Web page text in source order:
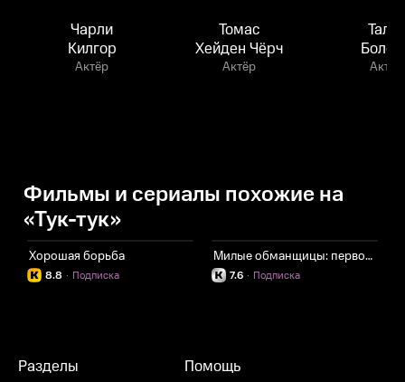
Чарли
Килгор
Актёр
Томас
Хейден Чёрч
Актёр
Талия
Актёр
Фильмы и сериалы похожие на
«Тук-тук»
Хорошая борьба
8.8 Подписка
·
Милые обманщицы: первородный грех
7.6 Подписка
·
Разделы Помощь